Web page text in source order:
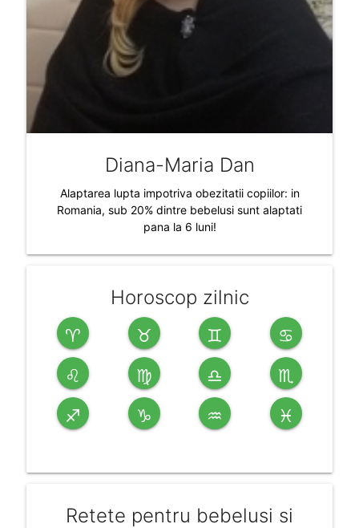
Diana-Maria Dan
Alaptarea lupta impotriva obezitatii copiilor: in
Romania, sub 20% dintre bebelusi sunt alaptati
pana la 6 luni!
Horoscop zilnic
♈ ♉ ♊ ♋
♌ ♍ ♎ ♏
♐ ♑ ♒ ♓
Retete pentru bebelusi si